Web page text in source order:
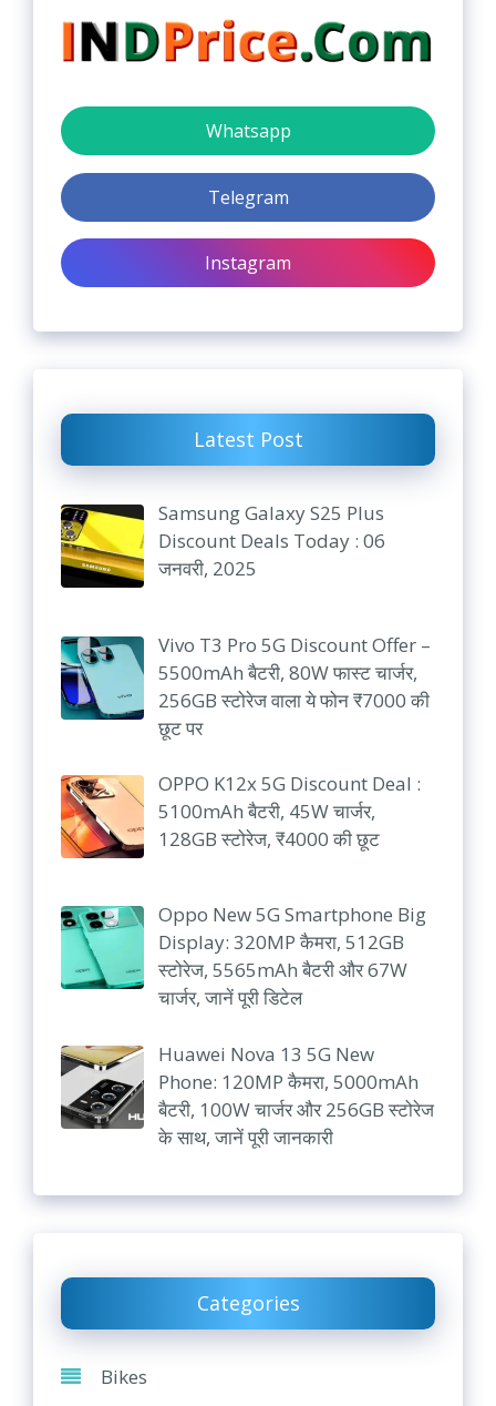
Whatsapp
Telegram
Instagram
Latest Post
Samsung Galaxy S25 Plus
Discount Deals Today : 06
जनवरी, 2025
Vivo T3 Pro 5G Discount Offer –
5500mAh बैटरी, 80W फास्ट चार्जर,
256GB स्टोरेज वाला ये फोन ₹7000 की
छूट पर
OPPO K12x 5G Discount Deal :
5100mAh बैटरी, 45W चार्जर,
128GB स्टोरेज, ₹4000 की छूट
Oppo New 5G Smartphone Big
Display: 320MP कैमरा, 512GB
स्टोरेज, 5565mAh बैटरी और 67W
चार्जर, जानें पूरी डिटेल
Huawei Nova 13 5G New
Phone: 120MP कैमरा, 5000mAh
बैटरी, 100W चार्जर और 256GB स्टोरेज
के साथ, जानें पूरी जानकारी
Categories
Bikes